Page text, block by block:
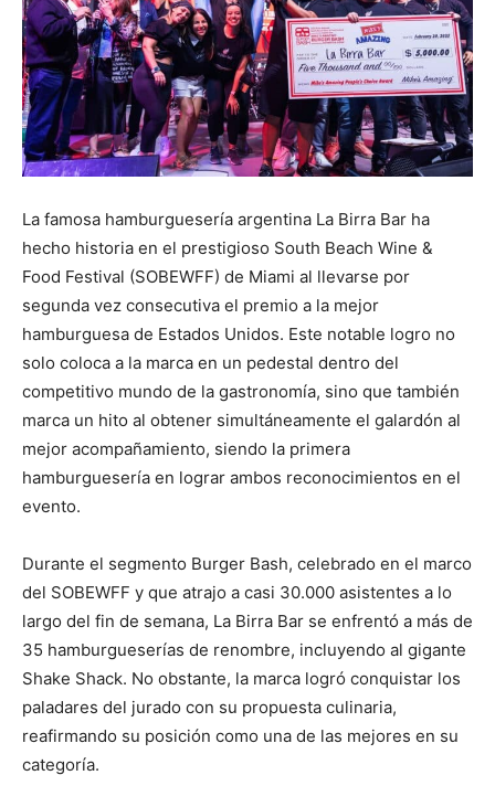
La famosa hamburguesería argentina La Birra Bar ha
hecho historia en el prestigioso South Beach Wine &
Food Festival (SOBEWFF) de Miami al llevarse por
segunda vez consecutiva el premio a la mejor
hamburguesa de Estados Unidos. Este notable logro no
solo coloca a la marca en un pedestal dentro del
competitivo mundo de la gastronomía, sino que también
marca un hito al obtener simultáneamente el galardón al
mejor acompañamiento, siendo la primera
hamburguesería en lograr ambos reconocimientos en el
evento.
Durante el segmento Burger Bash, celebrado en el marco
del SOBEWFF y que atrajo a casi 30.000 asistentes a lo
largo del fin de semana, La Birra Bar se enfrentó a más de
35 hamburgueserías de renombre, incluyendo al gigante
Shake Shack. No obstante, la marca logró conquistar los
paladares del jurado con su propuesta culinaria,
reafirmando su posición como una de las mejores en su
categoría.